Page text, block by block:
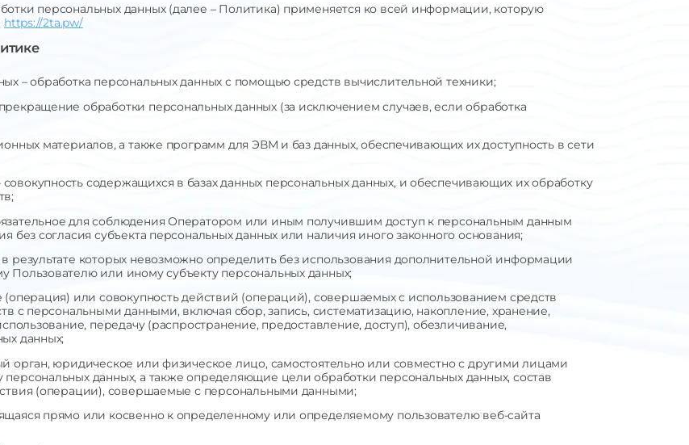
персональных данных (далее – Политика) применяется ко всей информации, которую
https://2ta.pw/
– обработка персональных данных с помощью средств вычислительной техники;
обработки персональных данных (за исключением случаев, если обработка
материалов, а также программ для ЭВМ и баз данных, обеспечивающих их доступность в сети
содержащихся в базах данных персональных данных, и обеспечивающих их обработку
для соблюдения Оператором или иным получившим доступ к персональным данным
без согласия субъекта персональных данных или наличия иного законного основания;
которых невозможно определить без использования дополнительной информации
Пользователю или иному субъекту персональных данных;
или совокупность действий (операций), совершаемых с использованием средств
с персональными данными, включая сбор, запись, систематизацию, накопление, хранение,
передачу (распространение, предоставление, доступ), обезличивание,
данных;
орган, юридическое или физическое лицо, самостоятельно или совместно с другими лицами
данных, а также определяющие цели обработки персональных данных, состав
(операции), совершаемые с персональными данными;
прямо или косвенно к определенному или определяемому пользователю веб-сайта